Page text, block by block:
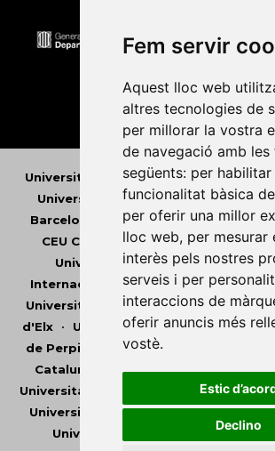
Fem servir
Aquest lloc web
altres tecnologies de
per millorar la vostra
de navegació amb
següents: per habilitar
funcionalitat bàsica
per oferir una millor
lloc web, per mesurar
interès pels nostres
serveis i per
interaccions de
oferir anuncis més
vostè.
Estic
Declino
Universitat Abat Oliba CEU•
Universitat d'Andorra•Universitat
Barcelona
Universitat de Barcelona
CEU Cardenal Herrera•Universitat
Universitat de les Illes Balears•
Internacional de Catalunya •
Universitat de Lleida•Universitat
d'Elx• Universitat Oberta de
de Perpinyà Via Domitia
Catalunya
Universitat Politècnica
Universitat Pompeu Fabra
•
Universitat Rovira i Virgili•
Universitat de València
•